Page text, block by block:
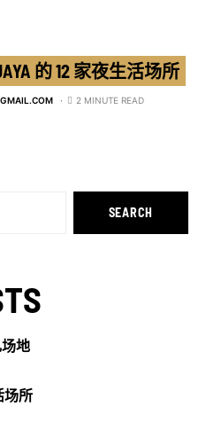
的 12 家夜生活场所
2 MINUTE READ
SEARCH
场地
场所